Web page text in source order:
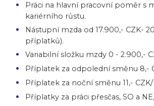
Práci na hlavní pracovní poměr s
kariérního růstu.
Nástupní mzda od 17.900,- CZK-
příplatků).
Variabilní složku mzdy 0 - 2.900,-
Příplatek za odpolední směnu 8,-
Příplatek za noční směnu 11,-
Příplatky za práci přesčas, SO a